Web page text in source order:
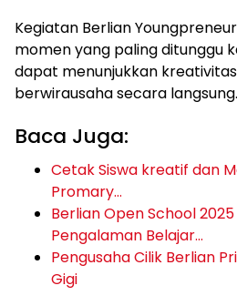
Kegiatan Berlian
momen yang paling ditunggu
dapat menunjukkan
berwirausaha secara langsung.
Baca Juga:
Cetak Siswa kreatif dan
Promary…
Berlian Open School
Pengalaman Belajar…
Pengusaha Cilik Berlian
Gigi